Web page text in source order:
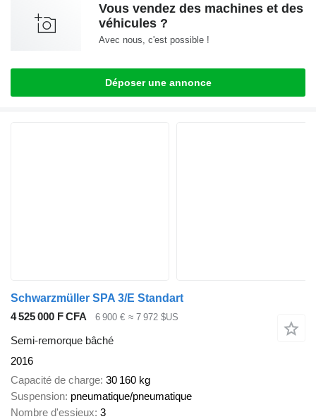
Vous vendez des machines et des
véhicules ?
Avec nous, c'est possible !
Déposer une annonce
Schwarzmüller SPA 3/E Standart
4 525 000 F CFA
6 900 € ≈ 7 972 $US
Semi-remorque bâché
2016
Capacité de charge 30 160 kg
Suspension pneumatique/pneumatique
Nombre d'essieux 3